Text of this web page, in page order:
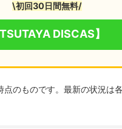
\初回30日間無料/
TSUTAYA DISCAS】
のものです。最新の状況は